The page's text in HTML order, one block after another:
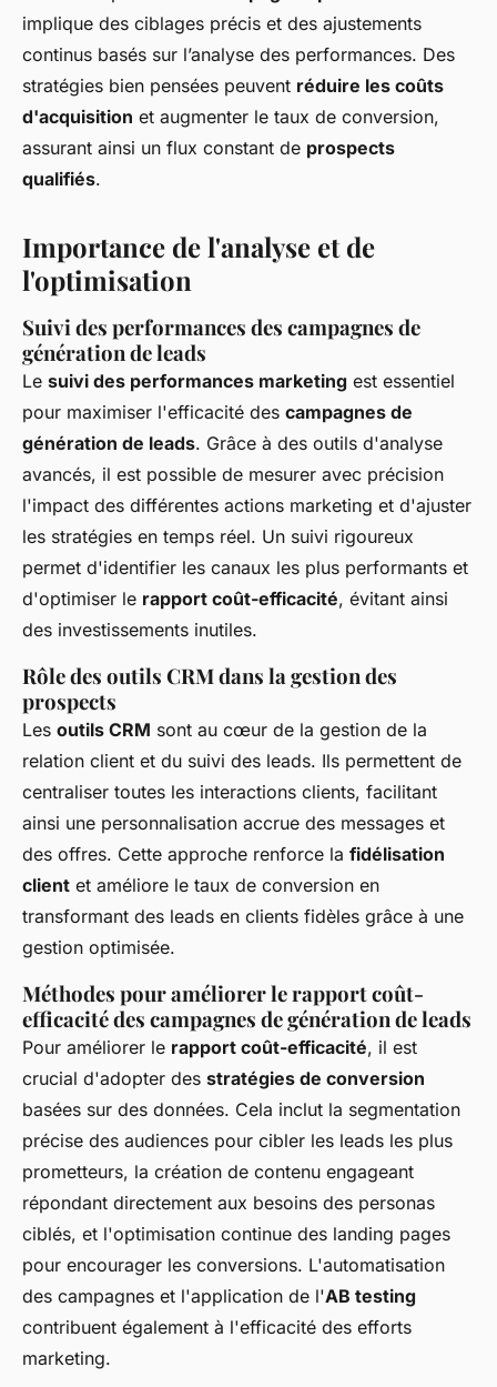
implique des ciblages précis et des ajustements
continus basés sur l’analyse des performances. Des
stratégies bien pensées peuvent réduire les coûts
d'acquisition et augmenter le taux de conversion,
assurant ainsi un flux constant de prospects
qualifiés.
Importance de l'analyse et de
l'optimisation
Suivi des performances des campagnes de
génération de leads
Le suivi des performances marketing est essentiel
pour maximiser l'efficacité des campagnes de
génération de leads. Grâce à des outils d'analyse
avancés, il est possible de mesurer avec précision
l'impact des différentes actions marketing et d'ajuster
les stratégies en temps réel. Un suivi rigoureux
permet d'identifier les canaux les plus performants et
d'optimiser le rapport coût-efficacité, évitant ainsi
des investissements inutiles.
Rôle des outils CRM dans la gestion des
prospects
Les outils CRM sont au cœur de la gestion de la
relation client et du suivi des leads. Ils permettent de
centraliser toutes les interactions clients, facilitant
ainsi une personnalisation accrue des messages et
des offres. Cette approche renforce la fidélisation
client et améliore le taux de conversion en
transformant des leads en clients fidèles grâce à une
gestion optimisée.
Méthodes pour améliorer le rapport coût-
efficacité des campagnes de génération de leads
Pour améliorer le rapport coût-efficacité, il est
crucial d'adopter des stratégies de conversion
basées sur des données. Cela inclut la segmentation
précise des audiences pour cibler les leads les plus
prometteurs, la création de contenu engageant
répondant directement aux besoins des personas
ciblés, et l'optimisation continue des landing pages
pour encourager les conversions. L'automatisation
des campagnes et l'application de l'AB testing
contribuent également à l'efficacité des efforts
marketing.